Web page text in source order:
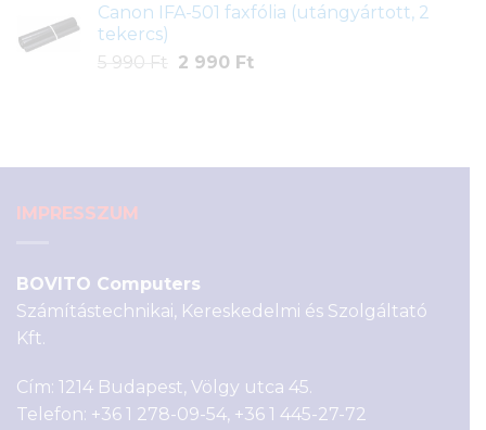
was:
990 Ft.
is:
890 Ft.
Canon IFA-501 faxfólia (utángyártott, 2
tekercs)
5 990 Ft
Original
2 990 FtCurrent
IMPRESSZUM
BOVITO Computers
Számítástechnikai, Kereskedelmi és Szolgáltató
Kft.
Cím: 1214 Budapest, Völgy utca 45.
Telefon: +36 1 278-09-54, +36 1 445-27-72